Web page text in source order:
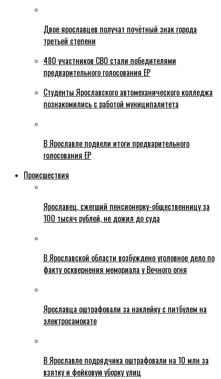
Двое ярославцев получат почётный знак города
третьей степени
480 участников СВО стали победителями
предварительного голосования ЕР
Студенты Ярославского автомеханического колледжа
познакомились с работой муниципалитета
В Ярославле подвели итоги предварительного
голосования ЕР
Происшествия
Ярославец, сжегший пенсионерку-общественницу за
100 тысяч рублей, не дожил до суда
В Ярославской области возбуждено уголовное дело по
факту осквернения мемориала у Вечного огня
Ярославца оштрафовали за наклейку с питбулем на
электросамокате
В Ярославле подрядчика оштрафовали на 10 млн за
взятку и фейковую уборку улиц